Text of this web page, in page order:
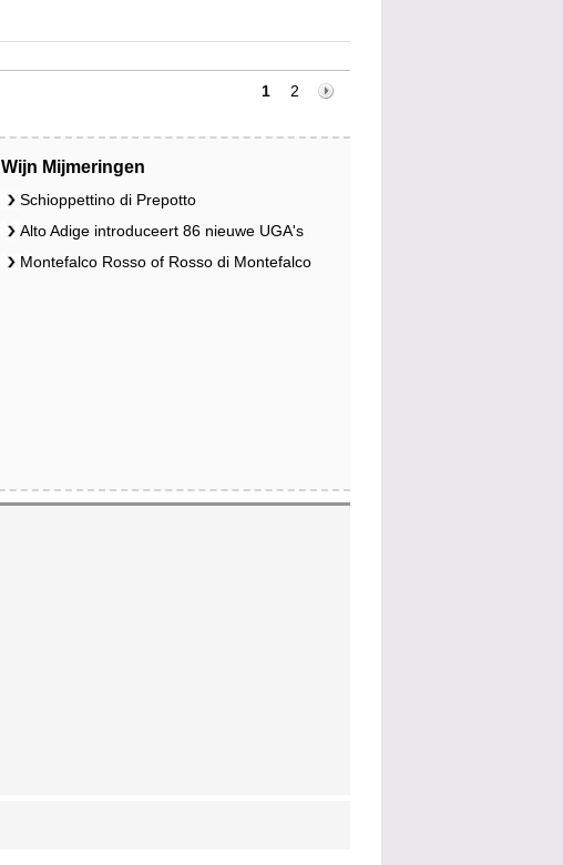
1 2
Wijn Mijmeringen
Schioppettino di Prepotto
Alto Adige introduceert 86 nieuwe UGA's
Montefalco Rosso of Rosso di Montefalco